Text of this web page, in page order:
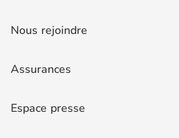
Nous rejoindre
Assurances
Espace presse